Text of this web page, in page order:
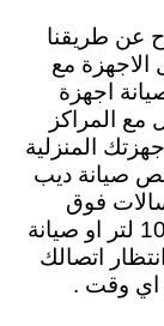
عن طريقنا
الاجهزة مع
اجهزة
المراكز
المنزلية
صيانة ديب
غسالات فوق
اتوماتيك بوتاجازات 5 شعلة سخان غاز 10 لتر او صيانة
اتصالك
اي وقت .